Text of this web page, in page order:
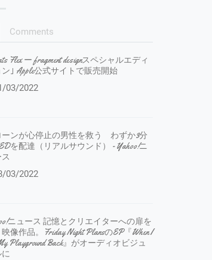
Comments
Flex ー fragment designスペシャルエディ
ン｣ Apple公式サイトで販売開始
03/2022
ーンが心停止の男性を救う わずか3分
を配達（リアルサウンド） - Yahoo!ニ
03/2022
ニュース 記憶とクリエイターへの扉を
像作品。Friday Night PlansのEP『When I
Playground Back』がオーディオビジュ